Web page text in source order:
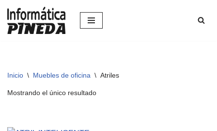
Saltar
Inicio \ Muebles de oficina \ Atriles
Mostrando el único resultado